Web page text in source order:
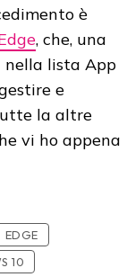
è
, che, una
nella lista App
e
la altre
vi ho appena
EDGE
10